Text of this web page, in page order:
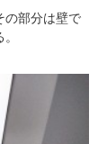
の部分は壁で